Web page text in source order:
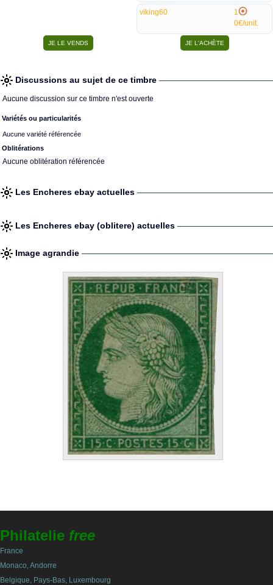
viking60
1
0€/unit.
Discussions au sujet de ce timbre
Aucune discussion sur ce timbre n'est ouverte
Variétés ou particularités
Aucune variété référencée
Oblitérations
Aucune oblitération référencée
Les Encheres ebay actuelles
Les Encheres ebay (oblitere) actuelles
Image agrandie
Philatelie free
France
Monaco, Andorre
Belgique, Pays-Bas, Luxembourg